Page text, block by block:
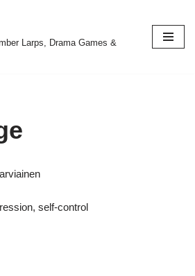
Larps, Drama Games &
self-control